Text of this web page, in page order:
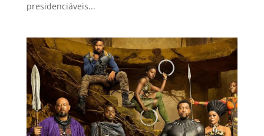
presidenciáveis...